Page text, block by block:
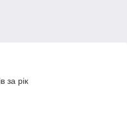
за рік